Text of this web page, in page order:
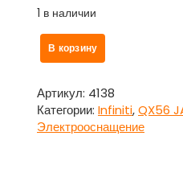
1 в наличии
Количество
товара
электронный
285955Z000
для
В корзину
Артикул: 4138
Категории: Infiniti,QX56
Электрооснащение